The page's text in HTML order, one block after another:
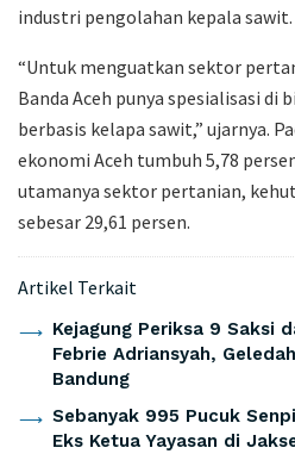
industri pengolahan kepala sawit.
“Untuk menguatkan sektor
Banda Aceh punya spesialisasi di
berbasis kelapa sawit,” ujarnya.
ekonomi Aceh tumbuh 5,78
utamanya sektor pertanian,
sebesar 29,61 persen.
Artikel Terkait
Kejagung Periksa 9 Saksi
Febrie Adriansyah,
Bandung
Sebanyak 995 Pucuk
Eks Ketua Yayasan di